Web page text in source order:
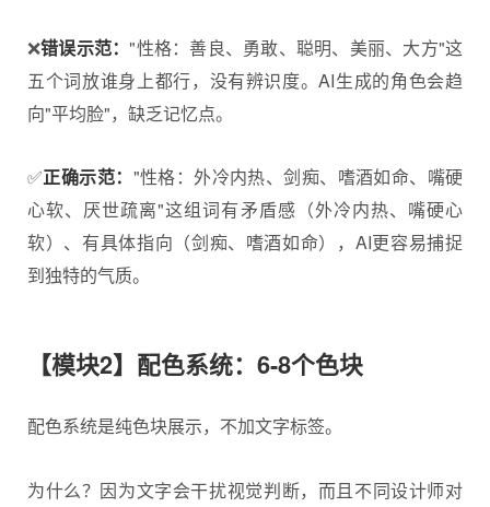
❌错误示范："性格：善良、勇敢、聪明、美丽、大方"这
五个词放谁身上都行，没有辨识度。AI生成的角色会趋
向"平均脸"，缺乏记忆点。
✅正确示范： "性格：外冷内热、剑痴、嗜酒如命、嘴硬
心软、厌世疏离"这组词有矛盾感（外冷内热、嘴硬心
软）、有具体指向（剑痴、嗜酒如命），AI更容易捕捉
到独特的气质。
【模块2】配色系统：6-8个色块
配色系统是纯色块展示，不加文字标签。
为什么？因为文字会干扰视觉判断，而且不同设计师对